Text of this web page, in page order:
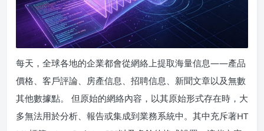
每天，全球各地的企業都會從網絡上提取海量信息——產品
價格、客戶評論、房產信息、招聘信息、新聞文章以及無數
其他數據點。 但原始的網絡內容，以其原始形式存在時，大
多無法用於分析、報告或集成到業務系統中。其中充斥著HT